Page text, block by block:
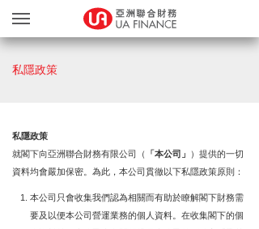
貸款服務
貸款確認
友獎賞計劃
關於我們
親身辦理
私隱政策
私隱政策
就閣下向亞洲聯合財務有限公司（
「本公司」
）提供的一切
資料均會嚴加保密。為此，本公司貫徹以下私隱政策原則：
本公司只會收集我們認為相關而有助於瞭解閣下財務需
要及以便本公司營運業務的個人資料。在收集閣下的個